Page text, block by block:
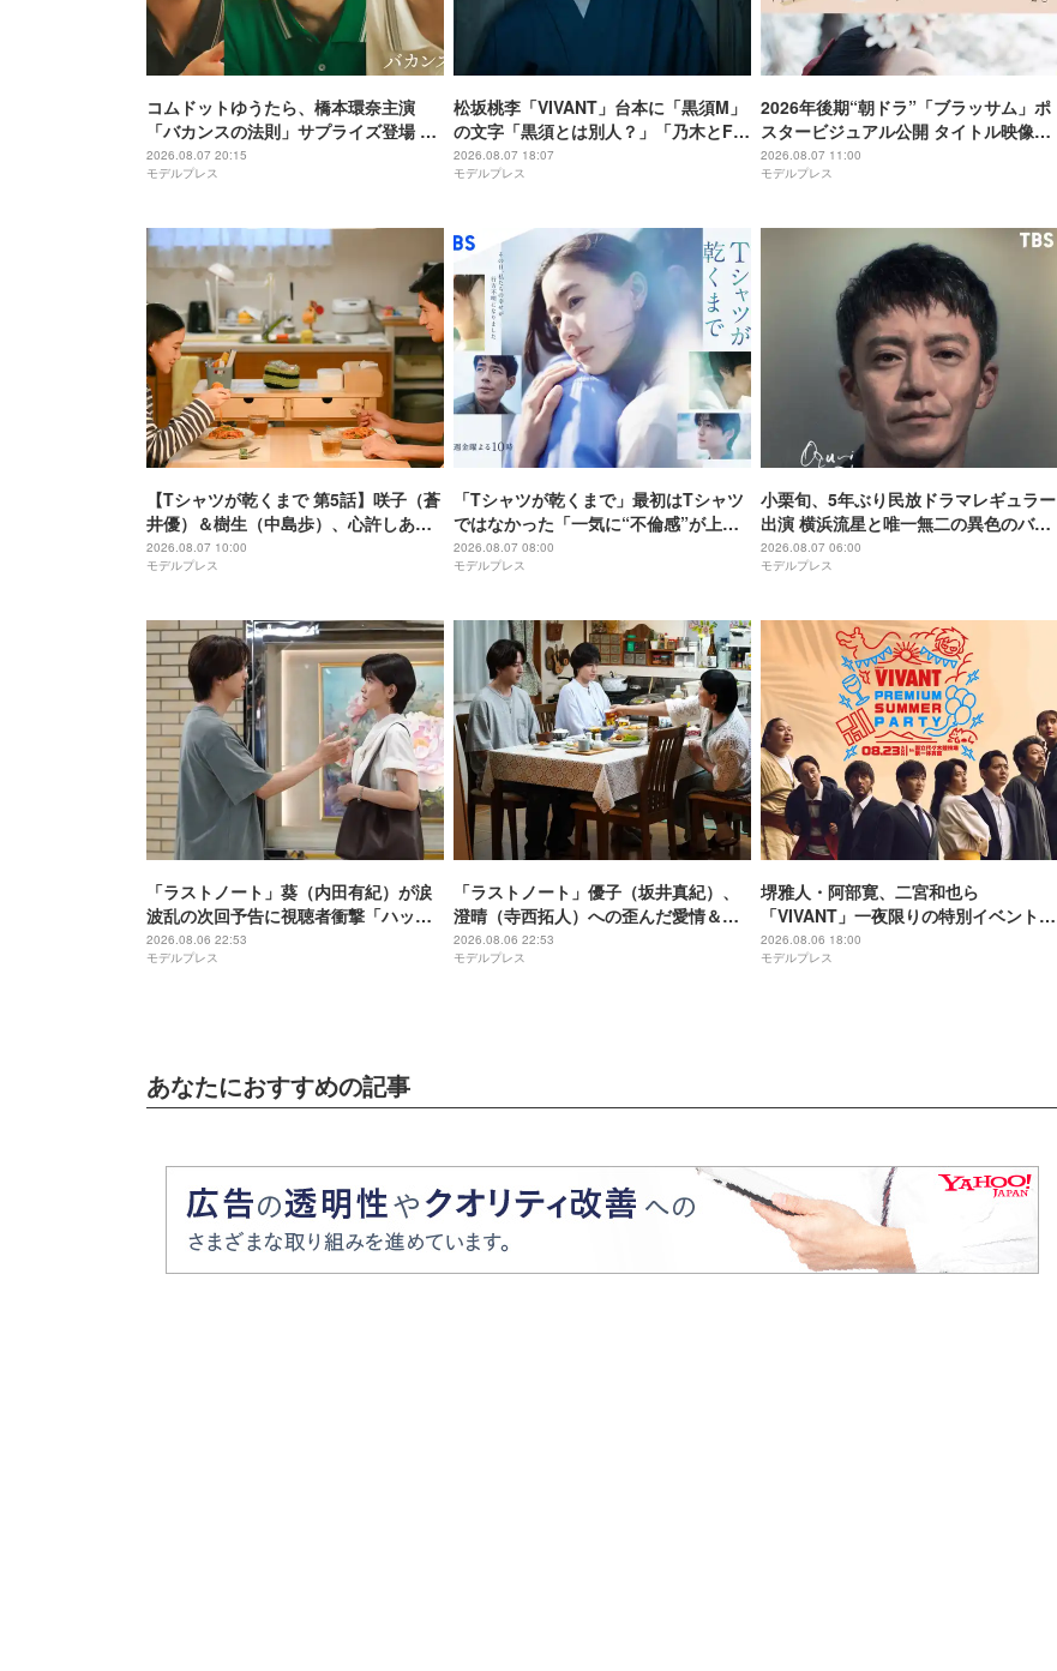
コムドットゆうたら、橋本環奈主演
「バカンスの法則」サプライズ登場 ひ
ゅうがは連ドラ初出演
2026.08.07 20:15
モデルプレス
松坂桃李「VIVANT」台本に「黒須M」
の文字「黒須とは別人？」「乃木とFみ
たいな感じかな？」と考察白熱
2026.08.07 18:07
モデルプレス
2026年後期“朝ドラ”「ブラッサム」ポ
スタービジュアル公開 タイトル映像担
当・ドラマの語りも決定
2026.08.07 11:00
モデルプレス
【Tシャツが乾くまで 第5話】咲子（蒼
井優）＆樹生（中島歩）、心許しあえ
る関係に 事故から一年・新たな章の幕
上がる
2026.08.07 10:00
モデルプレス
「Tシャツが乾くまで」最初はTシャツ
ではなかった「一気に“不倫感”が上が
りませんか？」タイトル決定の裏側＆
物語に仕掛けたユニークな視点【脚本
2026.08.07 08:00
モデルプレス
小栗旬、5年ぶり民放ドラマレギュラー
出演 横浜流星と唯一無二の異色のバデ
ィで初共演【LOST10】
2026.08.07 06:00
モデルプレス
「ラストノート」葵（内田有紀）が涙
波乱の次回予告に視聴者衝撃「ハッピ
ーエンドに進むのかと思ったのに」
「不穏すぎる」【ネタバレあり】
2026.08.06 22:53
モデルプレス
「ラストノート」優子（坂井真紀）、
澄晴（寺西拓人）への歪んだ愛情＆執
着浮き彫りに「完全にホラー」「目に
光がない」【ネタバレあり】
2026.08.06 22:53
モデルプレス
堺雅人・阿部寛、二宮和也ら
「VIVANT」一夜限りの特別イベント出
演者11人解禁
2026.08.06 18:00
モデルプレス
あなたにおすすめの記事